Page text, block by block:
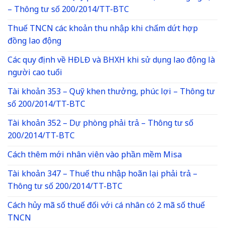
– Thông tư số 200/2014/TT-BTC
Thuế TNCN các khoản thu nhập khi chấm dứt hợp
đồng lao động
Các quy định về HĐLĐ và BHXH khi sử dụng lao động là
người cao tuổi
Tài khoản 353 – Quỹ khen thưởng, phúc lợi – Thông tư
số 200/2014/TT-BTC
Tài khoản 352 – Dự phòng phải trả – Thông tư số
200/2014/TT-BTC
Cách thêm mới nhân viên vào phần mềm Misa
Tài khoản 347 – Thuế thu nhập hoãn lại phải trả –
Thông tư số 200/2014/TT-BTC
Cách hủy mã số thuế đối với cá nhân có 2 mã số thuế
TNCN